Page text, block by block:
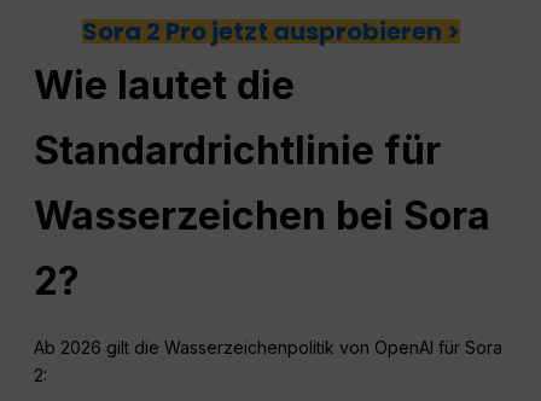
Sora 2 Pro jetzt ausprobieren >
Wie lautet die
Standardrichtlinie für
Wasserzeichen bei Sora
2?
Ab 2026 gilt die Wasserzeichenpolitik von OpenAI für Sora
2: